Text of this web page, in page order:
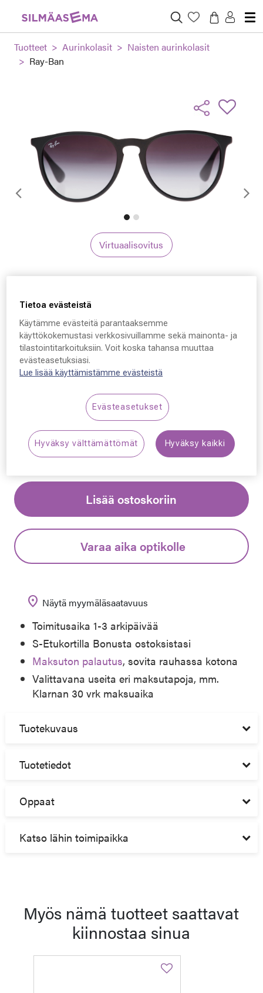
Tuotteet Aurinkolasit
Naisten aurinkolasit
Ray-Ban
Edellinen
Virtuaalisovitus
Ray-Ban Erika 4171,
622/8G 54 - 18 - 145
Synttäriale: erä merkkiaurinkolaseja –50 %,
katso alennetut tuotteet!
Lisää ostoskoriin
Varaa aika optikolle
location_on Näytä myymäläsaatavuus
Toimitusaika 1-3 arkipäivää
S-Etukortilla Bonusta ostoksistasi
Maksuton palautus, sovita rauhassa kotona
Valittavana useita eri maksutapoja, mm.
Klarnan 30 vrk maksuaika
Tuotekuvaus
Tuotetiedot
Oppaat
Katso lähin toimipaikka
Myös nämä tuotteet saattavat
kiinnostaa sinua
Tietoa evästeistä
Käytämme evästeitä parantaaksemme
käyttökokemustasi verkkosivuillamme sekä mainonta- ja
tilastointitarkoituksiin. Voit koska tahansa muuttaa
evästeasetuksiasi.
Lue lisää käyttämistämme evästeistä
Evästeasetukset
Hyväksy välttämättömät Hyväksy kaikki